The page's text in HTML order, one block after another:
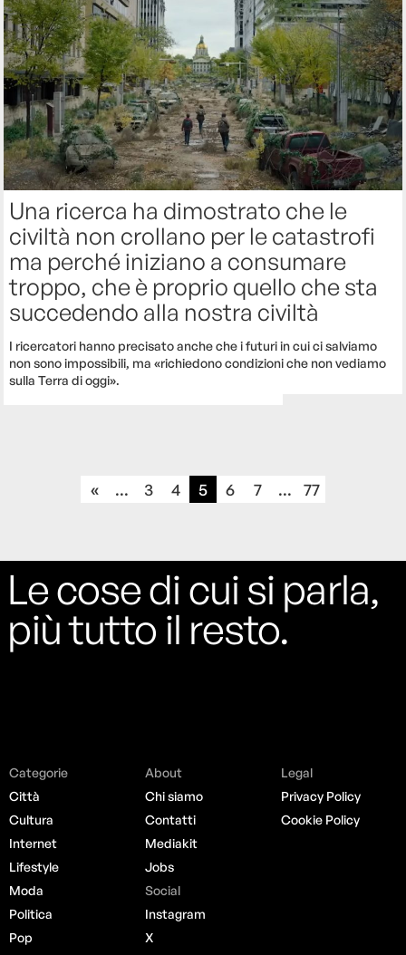
Una ricerca ha dimostrato che le
civiltà non crollano per le catastrofi
ma perché iniziano a consumare
troppo, che è proprio quello che sta
succedendo alla nostra civiltà
I ricercatori hanno precisato anche che i futuri in cui ci salviamo
non sono impossibili, ma «richiedono condizioni che non vediamo
sulla Terra di oggi».
« ... 3 4 5 6 7 ... 77
Le cose di cui si parla,
più tutto il resto.
Categorie
Città
Cultura
Internet
Lifestyle
Moda
Politica
Pop
About
Chi siamo
Contatti
Mediakit
Jobs
Social
Instagram
X
Legal
Privacy Policy
Cookie Policy